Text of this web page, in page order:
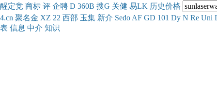
醒定竞 商标 评 企聘 D 360B 搜G 关健 易LK 历史价格
4.cn 聚名金 XZ 22 西部 玉集 新介 Sedo AF GD 101 Dy N Re Uni
表 信息 中介 知识